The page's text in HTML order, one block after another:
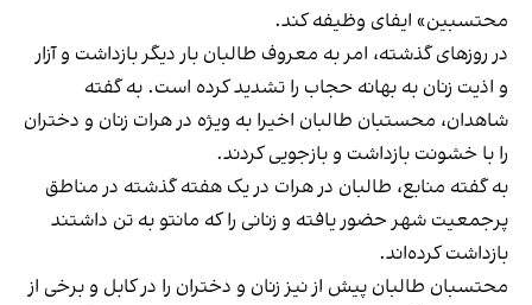
محتسبین» ایفای وظیفه کند.
در روزهای گذشته، امر به معروف طالبان بار دیگر بازداشت و آزار
و اذیت زنان به‌ بهانه حجاب را تشدید کرده است. به گفته
شاهدان، محستبان طالبان اخیرا به ویژه در هرات زنان و دختران
را با خشونت بازداشت و بازجویی کردند.
به گفته منابع، طالبان در هرات در یک هفته گذشته در مناطق
پرجمعیت شهر حضور یافته و زنانی را که مانتو به تن داشتند
بازداشت کرده‌اند.
محتسبان طالبان پیش از نیز زنان و دختران را در کابل و برخی از